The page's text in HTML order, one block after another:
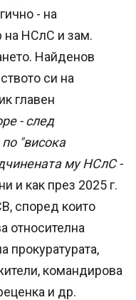
- на
на НСлС и зам.
Найденов
си на
главен
- след
"висока
му НСлС -
и как през 2025 г.
според които
относителна
прокуратурата,
командирова
и др.